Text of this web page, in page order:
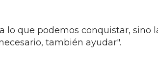
lo que podemos conquistar, sino
también ayudar".